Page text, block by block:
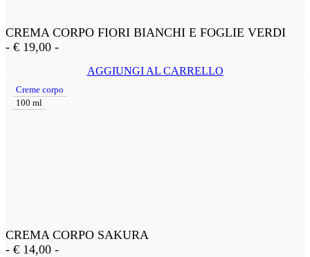
CREMA CORPO FIORI BIANCHI E FOGLIE VERDI
- € 19,00 -
AGGIUNGI AL CARRELLO
Creme corpo
100 ml
CREMA CORPO SAKURA
- € 14,00 -